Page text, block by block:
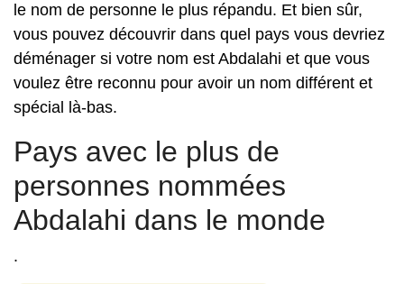
le nom de personne le plus répandu. Et bien sûr,
vous pouvez découvrir dans quel pays vous devriez
déménager si votre nom est Abdalahi et que vous
voulez être reconnu pour avoir un nom différent et
spécial là-bas.
Pays avec le plus de
personnes nommées
Abdalahi dans le monde
.